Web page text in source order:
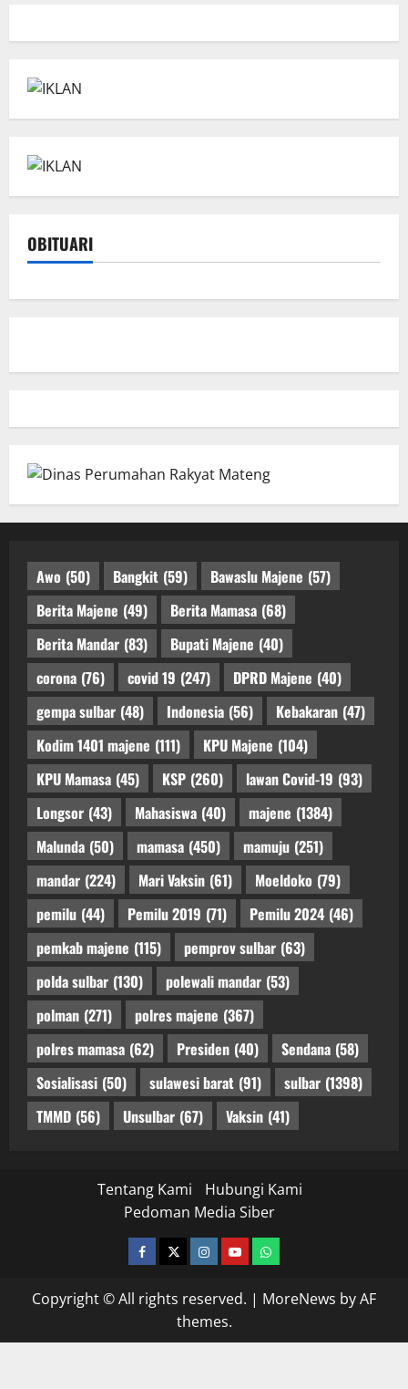
OBITUARI
Awo (50) Bangkit (59) Bawaslu Majene (57)
Berita Majene (49) Berita Mamasa (68)
Berita Mandar (83) Bupati Majene (40)
corona (76) covid 19 (247) DPRD Majene (40)
gempa sulbar (48) Indonesia (56) Kebakaran (47)
Kodim 1401 majene (111) KPU Majene (104)
KPU Mamasa (45) KSP (260) lawan Covid-19 (93)
Longsor (43) Mahasiswa (40) majene (1384)
Malunda (50) mamasa (450) mamuju (251)
mandar (224) Mari Vaksin (61) Moeldoko (79)
pemilu (44) Pemilu 2019 (71) Pemilu 2024 (46)
pemkab majene (115) pemprov sulbar (63)
polda sulbar (130) polewali mandar (53)
polman (271) polres majene (367)
polres mamasa (62) Presiden (40) Sendana (58)
Sosialisasi (50) sulawesi barat (91) sulbar (1398)
TMMD (56) Unsulbar (67) Vaksin (41)
Tentang Kami
Hubungi Kami
Pedoman Media Siber
facebooktwitterinstagram.com
youtubewhatsapp
Copyright © All rights reserved. | MoreNews by AF
themes.